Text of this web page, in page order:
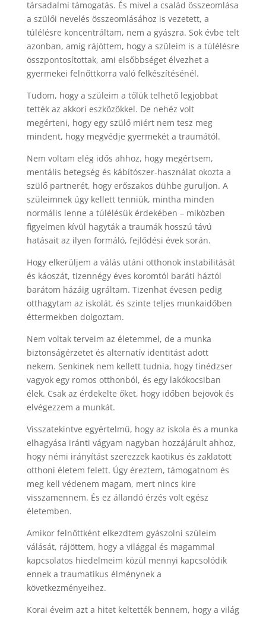
társadalmi támogatás. És mivel a család összeomlása
a szülői nevelés összeomlásához is vezetett, a
túlélésre koncentráltam, nem a gyászra. Sok évbe telt
azonban, amíg rájöttem, hogy a szüleim is a túlélésre
összpontosítottak, ami elsőbbséget élvezhet a
gyermekei felnőttkorra való felkészítésénél.
Tudom, hogy a szüleim a tőlük telhető legjobbat
tették az akkori eszközökkel. De nehéz volt
megérteni, hogy egy szülő miért nem tesz meg
mindent, hogy megvédje gyermekét a traumától.
Nem voltam elég idős ahhoz, hogy megértsem,
mentális betegség és kábítószer-használat okozta a
szülő partnerét, hogy erőszakos dühbe guruljon. A
szüleimnek úgy kellett tenniük, mintha minden
normális lenne a túlélésük érdekében – miközben
figyelmen kívül hagyták a traumák hosszú távú
hatásait az ilyen formáló, fejlődési évek során.
Hogy elkerüljem a válás utáni otthonok instabilitását
és káoszát, tizennégy éves koromtól baráti háztól
barátom házáig ugráltam. Tizenhat évesen pedig
otthagytam az iskolát, és szinte teljes munkaidőben
éttermekben dolgoztam.
Nem voltak terveim az életemmel, de a munka
biztonságérzetet és alternatív identitást adott
nekem. Senkinek nem kellett tudnia, hogy tinédzser
vagyok egy romos otthonból, és egy lakókocsiban
élek. Csak az érdekelte őket, hogy időben bejövök és
elvégezzem a munkát.
Visszatekintve egyértelmű, hogy az iskola és a munka
elhagyása iránti vágyam nagyban hozzájárult ahhoz,
hogy némi irányítást szerezzek kaotikus és zaklatott
otthoni életem felett. Úgy éreztem, támogatnom és
meg kell védenem magam, mert nincs kire
visszamennem. És ez állandó érzés volt egész
életemben.
Amikor felnőttként elkezdtem gyászolni szüleim
válását, rájöttem, hogy a világgal és magammal
kapcsolatos hiedelmeim közül mennyi kapcsolódik
ennek a traumatikus élménynek a
következményeihez.
Korai éveim azt a hitet keltették bennem, hogy a világ